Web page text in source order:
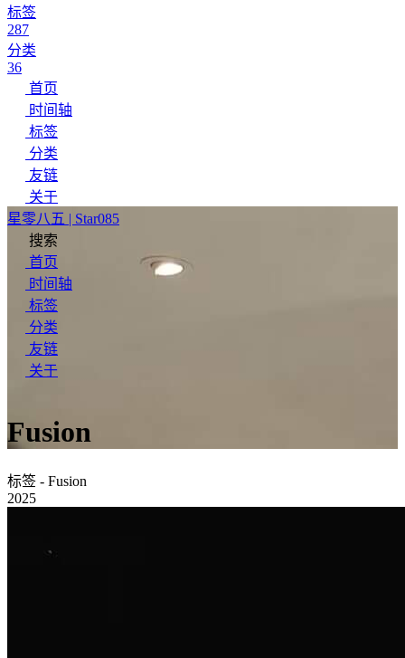
标签
287
分类
36
首页
时间轴
标签
分类
友链
关于
星零八五 | Star085
搜索
首页
时间轴
标签
分类
友链
关于
Fusion
标签 - Fusion
2025